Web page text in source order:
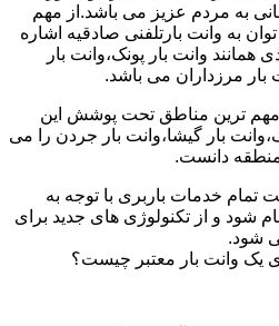
به مردم عزیز می باشد.از مهم
به وانت بارتلفنی صادقیه اشاره
وانت بار پونک،وانت بار
بار مرزداران می باشد.
ترین مناطق تحت پوشش این
بار گیشا،وانت بار جردن را می
دانست.
خدمات باربری با توجه به
شود و از تکنولوژی های جدید برای
شود.
یک وانت بار معتبر چیست؟